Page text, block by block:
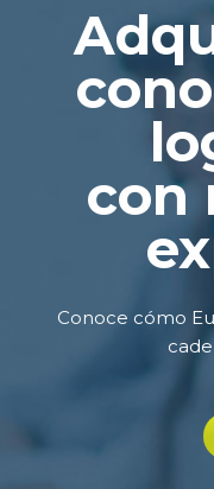
con
Conoce cómo